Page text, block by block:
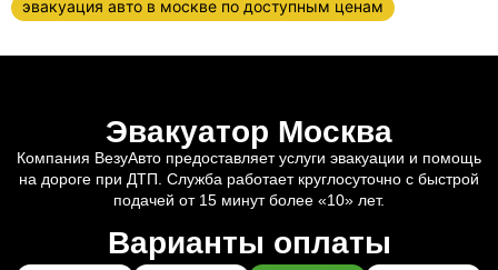
эвакуация авто в москве по доступным ценам
Эвакуатор Москва
Компания ВезуАвто предоставляет услуги эвакуации и помощь
на дороге при ДТП. Служба работает круглосуточно с быстрой
подачей от 15 минут более «10» лет.
Варианты оплаты